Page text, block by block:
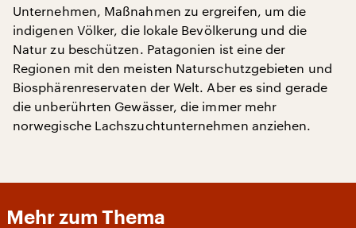
Unternehmen, Maßnahmen zu ergreifen, um die
indigenen Völker, die lokale Bevölkerung und die
Natur zu beschützen. Patagonien ist eine der
Regionen mit den meisten Naturschutzgebieten und
Biosphärenreservaten der Welt. Aber es sind gerade
die unberührten Gewässer, die immer mehr
norwegische Lachszuchtunternehmen anziehen.
Mehr zum Thema